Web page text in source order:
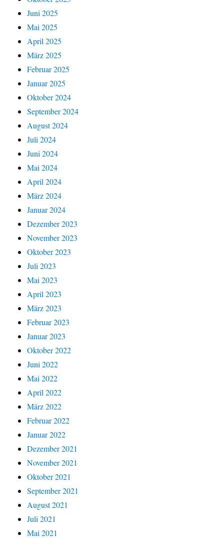
Juni 2025
Mai 2025
April 2025
März 2025
Februar 2025
Januar 2025
Oktober 2024
September 2024
August 2024
Juli 2024
Juni 2024
Mai 2024
April 2024
März 2024
Januar 2024
Dezember 2023
November 2023
Oktober 2023
Juli 2023
Mai 2023
April 2023
März 2023
Februar 2023
Januar 2023
Oktober 2022
Juni 2022
Mai 2022
April 2022
März 2022
Februar 2022
Januar 2022
Dezember 2021
November 2021
Oktober 2021
September 2021
August 2021
Juli 2021
Mai 2021